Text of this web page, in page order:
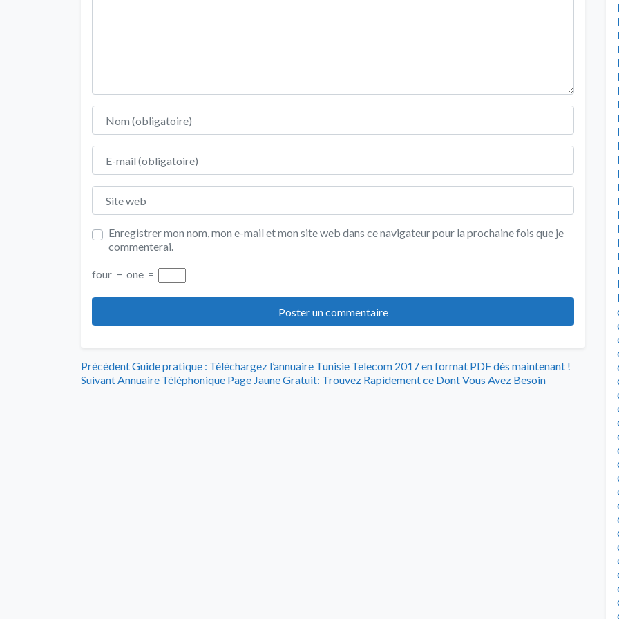
Nom
E-mail
Site web
Enregistrer mon nom, mon e-mail et mon site web dans ce navigateur pour la prochaine fois que je
commenterai.
four − one =
Navigation
PrécédentArticle
précédent
Guide pratique : Téléchargez l’annuaire Tunisie Telecom 2017 en format PDF dès maintenant !
Suivant Article
Annuaire Téléphonique Page Jaune Gratuit: Trouvez Rapidement ce Dont Vous Avez Besoin